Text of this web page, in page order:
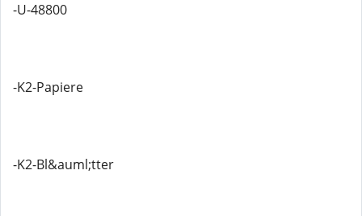
-U-48800
-K2-Papiere
-K2-Bl&auml;tter